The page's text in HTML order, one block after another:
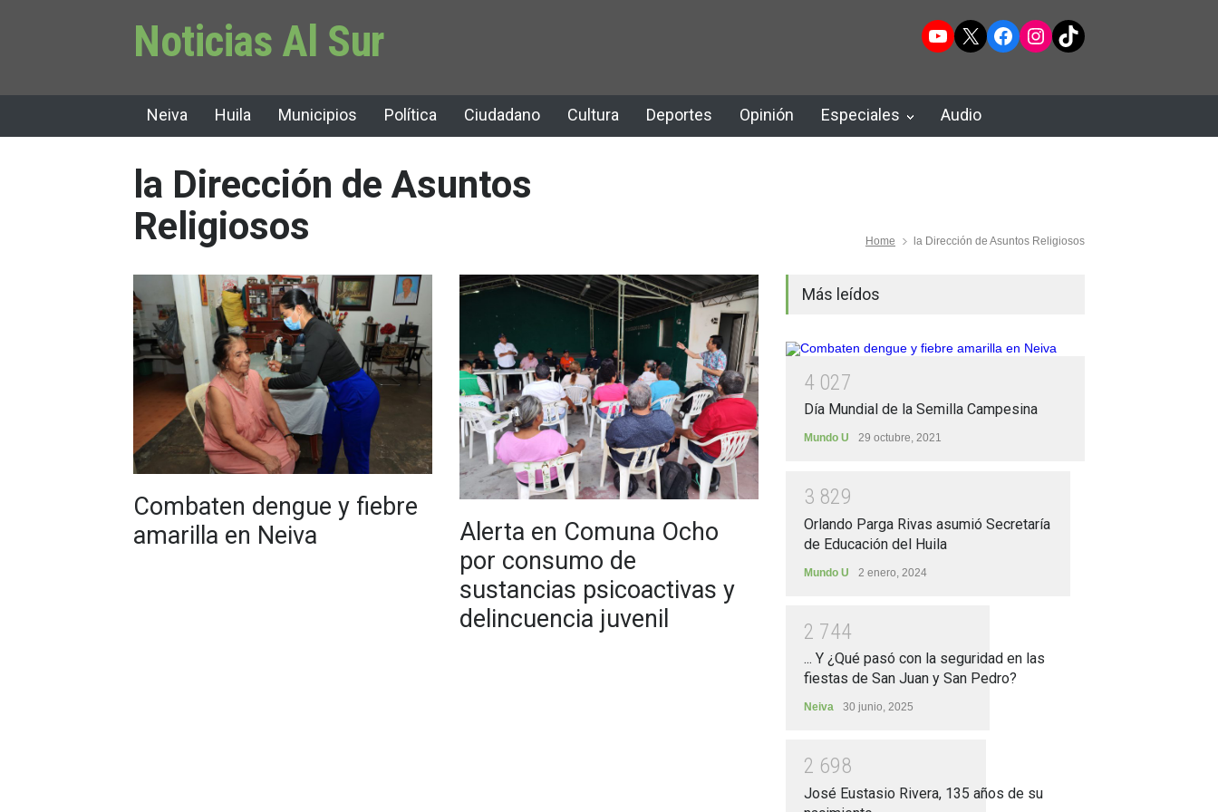
Noticias Al Sur YouTube
X Facebook
Instagram
TikTok
Neiva Huila Municipios Política Ciudadano Cultura Deportes Opinión Especiales Audio
la Dirección de Asuntos
Religiosos
Home la Dirección de Asuntos Religiosos
Combaten dengue y fiebre
amarilla en Neiva
Alerta en Comuna Ocho
por consumo de
sustancias psicoactivas y
delincuencia juvenil
Más leídos
4 027
Día Mundial de la Semilla Campesina
Mundo U 29 octubre, 2021
3 829
Orlando Parga Rivas asumió Secretaría
de Educación del Huila
Mundo U 2 enero, 2024
2 744
... Y ¿Qué pasó con la seguridad en las
fiestas de San Juan y San Pedro?
Neiva 30 junio, 2025
2 698
José Eustasio Rivera, 135 años de su